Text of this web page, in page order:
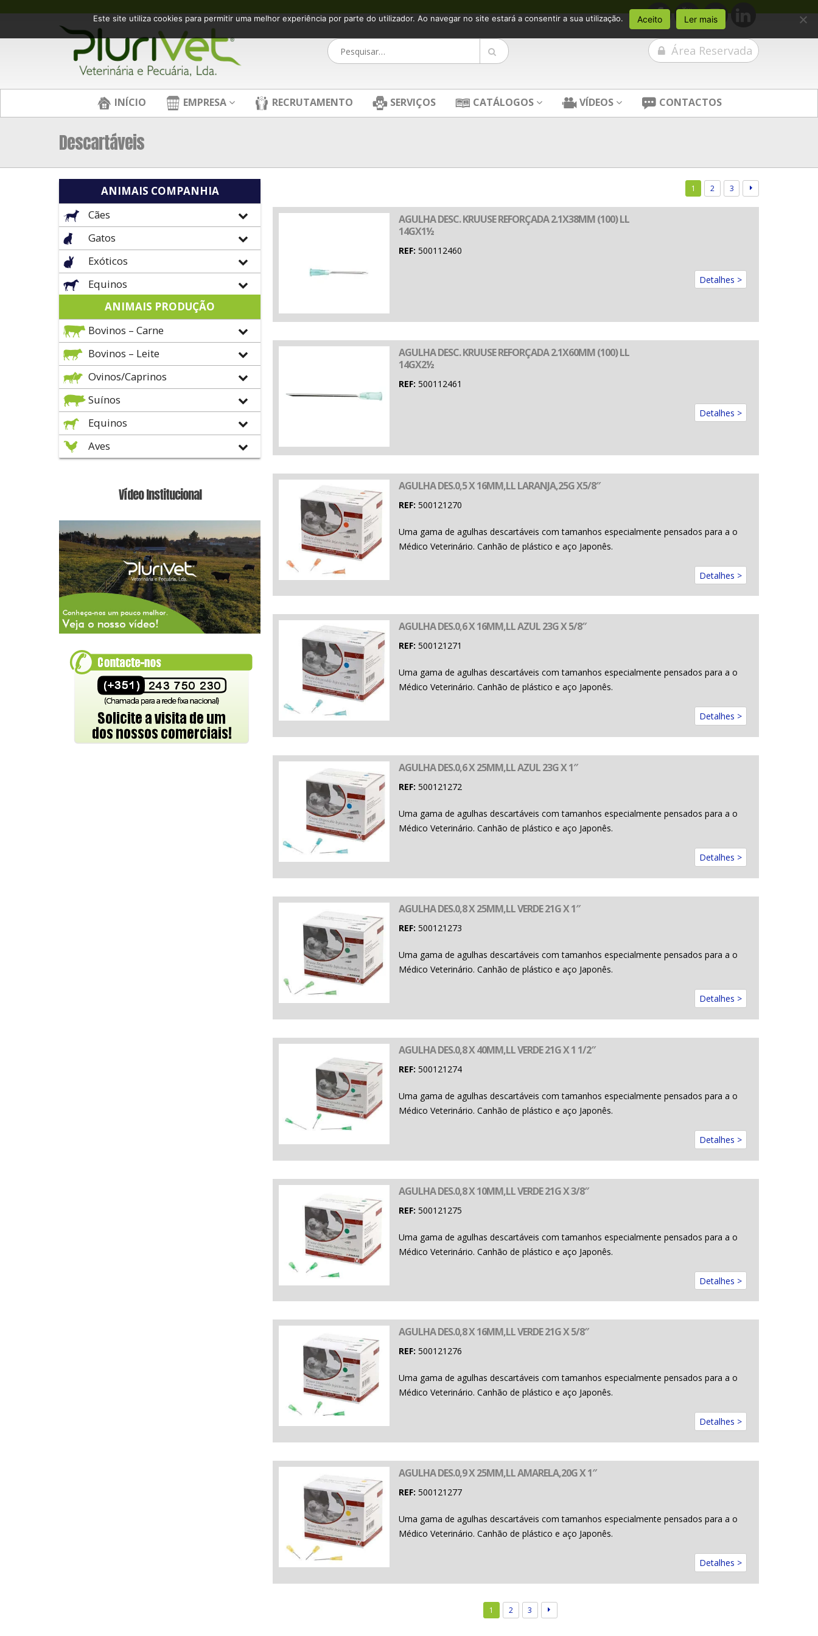
Área Reservada
INÍCIO EMPRESA RECRUTAMENTO SERVIÇOS CATÁLOGOS VÍDEOS CONTACTOS
Descartáveis
1 2 3
AGULHA DESC. KRUUSE REFORÇADA 2.1X38MM (100) LL
14GX1½
REF: 500112460
Detalhes >
AGULHA DESC. KRUUSE REFORÇADA 2.1X60MM (100) LL
14GX2½
REF: 500112461
Detalhes >
AGULHA DES.0,5 X 16MM,LL LARANJA,25G X5/8″
REF: 500121270
Uma gama de agulhas descartáveis com tamanhos especialmente pensados para a o
Médico Veterinário. Canhão de plástico e aço Japonês.
Detalhes >
AGULHA DES.0,6 X 16MM,LL AZUL 23G X 5/8″
REF: 500121271
Uma gama de agulhas descartáveis com tamanhos especialmente pensados para a o
Médico Veterinário. Canhão de plástico e aço Japonês.
Detalhes >
AGULHA DES.0,6 X 25MM,LL AZUL 23G X 1″
REF: 500121272
Uma gama de agulhas descartáveis com tamanhos especialmente pensados para a o
Médico Veterinário. Canhão de plástico e aço Japonês.
Detalhes >
AGULHA DES.0,8 X 25MM,LL VERDE 21G X 1″
REF: 500121273
Uma gama de agulhas descartáveis com tamanhos especialmente pensados para a o
Médico Veterinário. Canhão de plástico e aço Japonês.
Detalhes >
AGULHA DES.0,8 X 40MM,LL VERDE 21G X 1 1/2″
REF: 500121274
Uma gama de agulhas descartáveis com tamanhos especialmente pensados para a o
Médico Veterinário. Canhão de plástico e aço Japonês.
Detalhes >
AGULHA DES.0,8 X 10MM,LL VERDE 21G X 3/8″
REF: 500121275
Uma gama de agulhas descartáveis com tamanhos especialmente pensados para a o
Médico Veterinário. Canhão de plástico e aço Japonês.
Detalhes >
AGULHA DES.0,8 X 16MM,LL VERDE 21G X 5/8″
REF: 500121276
Uma gama de agulhas descartáveis com tamanhos especialmente pensados para a o
Médico Veterinário. Canhão de plástico e aço Japonês.
Detalhes >
AGULHA DES.0,9 X 25MM,LL AMARELA,20G X 1″
REF: 500121277
Uma gama de agulhas descartáveis com tamanhos especialmente pensados para a o
Médico Veterinário. Canhão de plástico e aço Japonês.
Detalhes >
1 2 3
ANIMAIS COMPANHIA
Cães
Gatos
Exóticos
Equinos
ANIMAIS PRODUÇÃO
Bovinos – Carne
Bovinos – Leite
Ovinos/Caprinos
Suínos
Equinos
Aves
Vídeo Institucional
Este site utiliza cookies para permitir uma melhor experiência por parte do utilizador. Ao navegar no site estará a consentir a sua utilização. Aceito Ler mais